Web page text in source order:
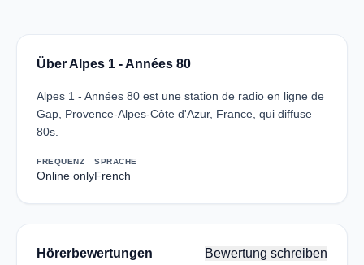
Über Alpes 1 - Années 80
Alpes 1 - Années 80 est une station de radio en ligne de
Gap, Provence-Alpes-Côte d'Azur, France, qui diffuse
80s.
FREQUENZ
Online only
SPRACHE
French
Hörerbewertungen Bewertung schreiben